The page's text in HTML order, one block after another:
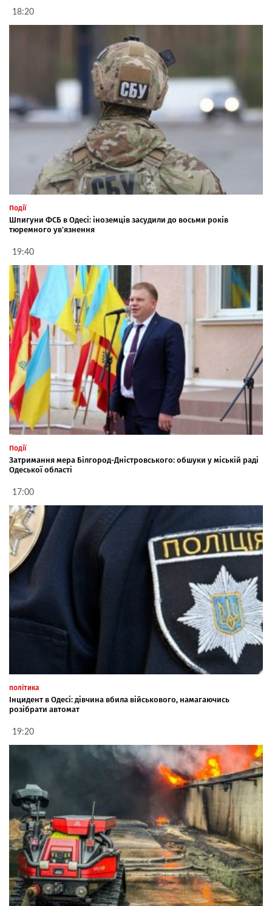
18:20
Події
Шпигуни ФСБ в Одесі: іноземців засудили до восьми років
тюремного ув'язнення
19:40
Події
Затримання мера Білгород-Дністровського: обшуки у міській раді
Одеської області
17:00
політика
Інцидент в Одесі: дівчина вбила військового, намагаючись
розібрати автомат
19:20